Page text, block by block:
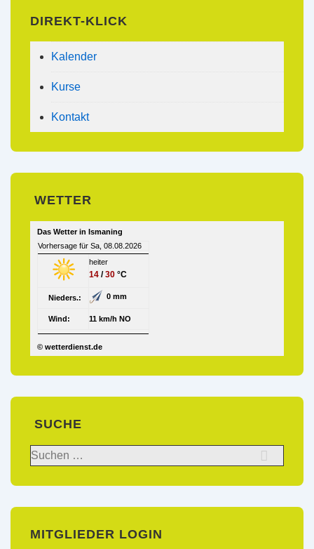
DIREKT-KLICK
Kalender
Kurse
Kontakt
WETTER
Das Wetter in Ismaning
Vorhersage für Sa, 08.08.2026
heiter
14 /30 °C
Nieders.: 0 mm
Wind: 11 km/h NO
© wetterdienst.de
SUCHE
Suchen
nach:
MITGLIEDER LOGIN